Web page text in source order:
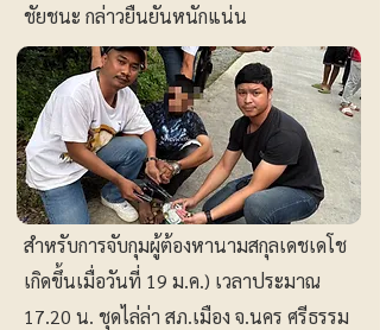
ชัยชนะ กล่าวยืนยันหนักแน่น
สำหรับการจับกุมผู้ต้องหานามสกุลเดชเดโช
เกิดขึ้นเมื่อวันที่ 19 ม.ค.) เวลาประมาณ
17.20 น. ชุดไล่ล่า สภ.เมือง จ.นคร ศรีธรรม